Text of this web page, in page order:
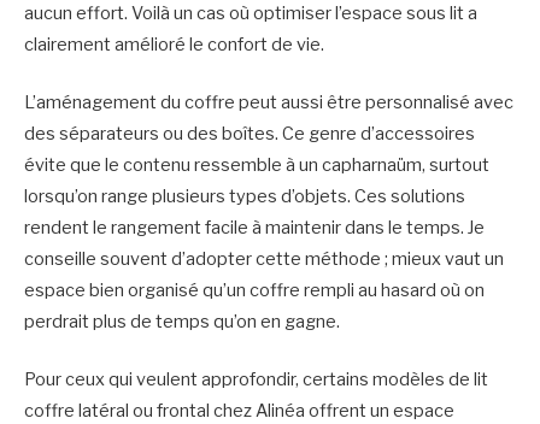
aucun effort. Voilà un cas où optimiser l’espace sous lit a
clairement amélioré le confort de vie.
L’aménagement du coffre peut aussi être personnalisé avec
des séparateurs ou des boîtes. Ce genre d’accessoires
évite que le contenu ressemble à un capharnaüm, surtout
lorsqu’on range plusieurs types d’objets. Ces solutions
rendent le rangement facile à maintenir dans le temps. Je
conseille souvent d’adopter cette méthode ; mieux vaut un
espace bien organisé qu’un coffre rempli au hasard où on
perdrait plus de temps qu’on en gagne.
Pour ceux qui veulent approfondir, certains modèles de lit
coffre latéral ou frontal chez Alinéa offrent un espace